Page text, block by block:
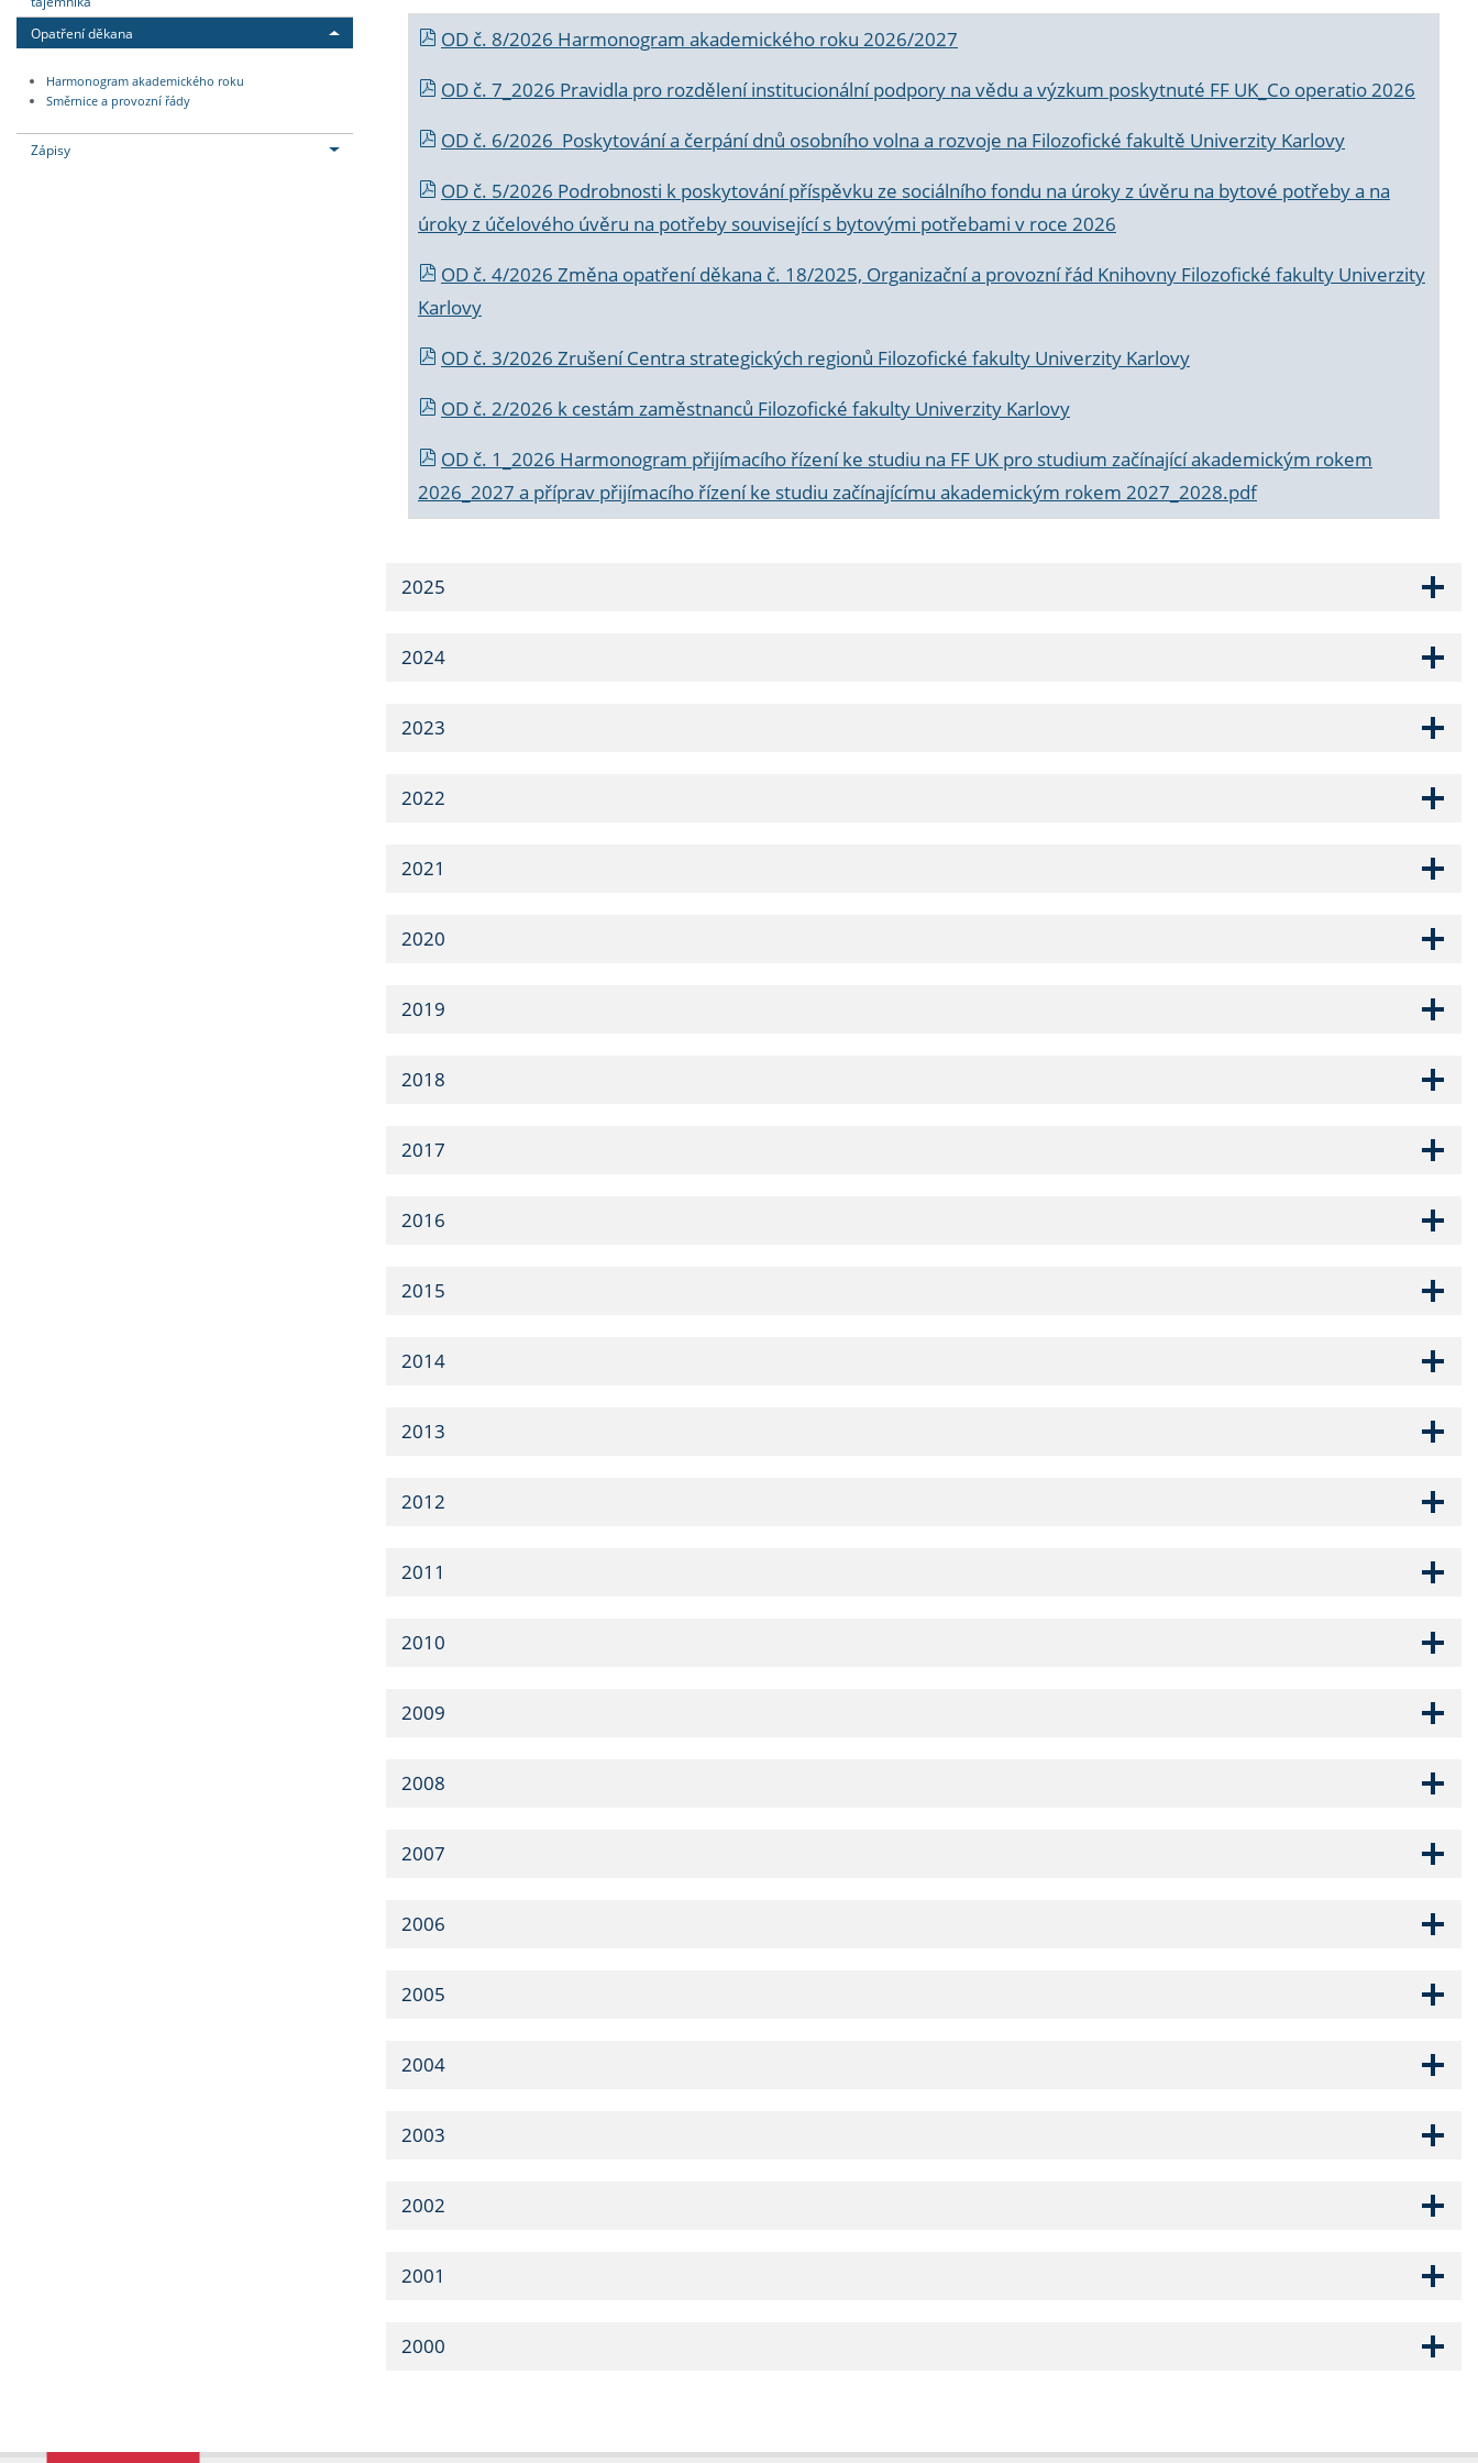
Opatření děkana
Harmonogram akademického roku
Směrnice a provozní řády
Zápisy
OD č. 8/2026 Harmonogram akademického roku 2026/2027
OD č. 7_2026 Pravidla pro rozdělení institucionální podpory na vědu a výzkum poskytnuté FF UK_Co operatio 2026
OD č. 6/2026 Poskytování a čerpání dnů osobního volna a rozvoje na Filozofické fakultě Univerzity Karlovy
OD č. 5/2026 Podrobnosti k poskytování příspěvku ze sociálního fondu na úroky z úvěru na bytové potřeby a na
úroky z účelového úvěru na potřeby související s bytovými potřebami v roce 2026
OD č. 4/2026 Změna opatření děkana č. 18/2025, Organizační a provozní řád Knihovny Filozofické fakulty Univerzity
Karlovy
OD č. 3/2026 Zrušení Centra strategických regionů Filozofické fakulty Univerzity Karlovy
OD č. 2/2026 k cestám zaměstnanců Filozofické fakulty Univerzity Karlovy
OD č. 1_2026 Harmonogram přijímacího řízení ke studiu na FF UK pro studium začínající akademickým rokem
2026_2027 a příprav přijímacího řízení ke studiu začínajícímu akademickým rokem 2027_2028.pdf
2025
2024
2023
2022
2021
2020
2019
2018
2017
2016
2015
2014
2013
2012
2011
2010
2009
2008
2007
2006
2005
2004
2003
2002
2001
2000